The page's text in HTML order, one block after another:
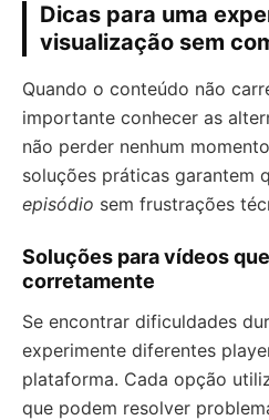
Dicas para uma
visualização sem
Quando o conteúdo não
importante conhecer as
não perder nenhum
soluções práticas garantem
episódio sem frustrações
Soluções para vídeos
corretamente
Se encontrar dificuldades
experimente diferentes
plataforma. Cada opção
que podem resolver